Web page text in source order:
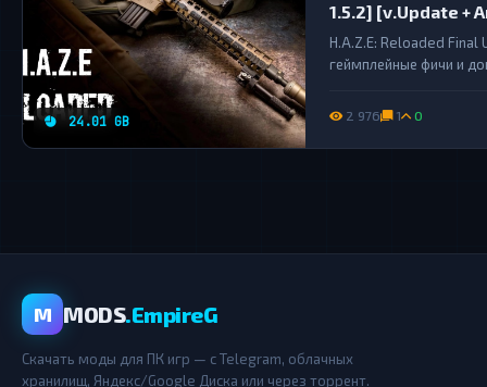
24.01 GB
1.5.2] [v.Update +
H.A.Z.E: Reloaded
геймплейные фичи и
2 976 1 0
M MODS.EmpireG
Скачать моды для ПК игр — с Telegram, облачных
хранилищ, Яндекс/Google Диска или через торрент.